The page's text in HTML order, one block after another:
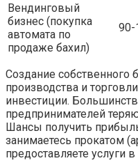
Вендинговый
бизнес (покупка
автомата по
продаже бахил)
90-
Создание собственного
производства и
инвестиции.
предпринимателей
Шансы получить
занимаетесь прокатом
предоставляете услуги